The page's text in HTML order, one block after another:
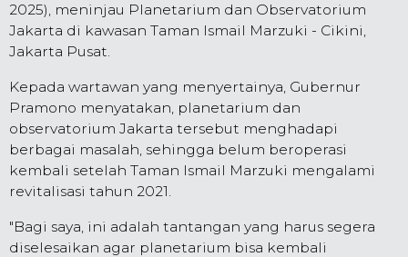
2025), meninjau Planetarium dan Observatorium
Jakarta di kawasan Taman Ismail Marzuki - Cikini,
Jakarta Pusat.
Kepada wartawan yang menyertainya, Gubernur
Pramono menyatakan, planetarium dan
observatorium Jakarta tersebut menghadapi
berbagai masalah, sehingga belum beroperasi
kembali setelah Taman Ismail Marzuki mengalami
revitalisasi tahun 2021.
"Bagi saya, ini adalah tantangan yang harus segera
diselesaikan agar planetarium bisa kembali